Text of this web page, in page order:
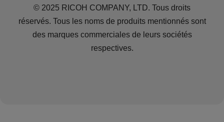
© 2025 RICOH COMPANY, LTD. Tous droits
réservés. Tous les noms de produits mentionnés sont
des marques commerciales de leurs sociétés
respectives.